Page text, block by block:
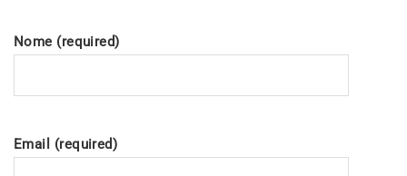
Nome (required)
Email (required)